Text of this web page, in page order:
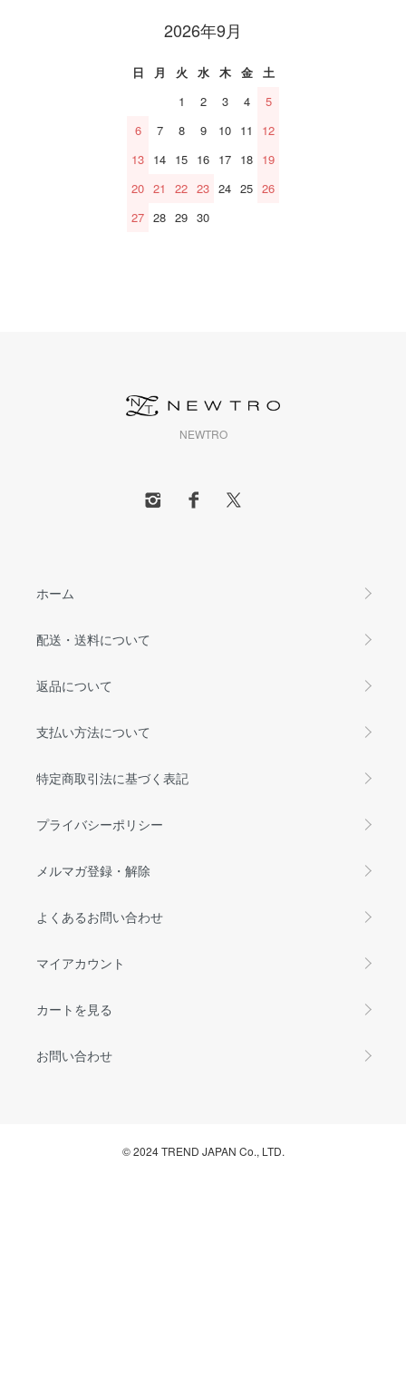
2026年9月
日 月 火 水 木 金
土
1
2 3 4
5
6
7 8 9 10 11
12
13 14 15 16 17 18 19
20 21 22 23 24 25 26
27 28 29 30
NEWTRO
ホーム
配送・送料について
返品について
支払い方法について
特定商取引法に基づく表記
プライバシーポリシー
メルマガ登録・解除
よくあるお問い合わせ
マイアカウント
カートを見る
お問い合わせ
© 2024 TREND JAPAN Co., LTD.